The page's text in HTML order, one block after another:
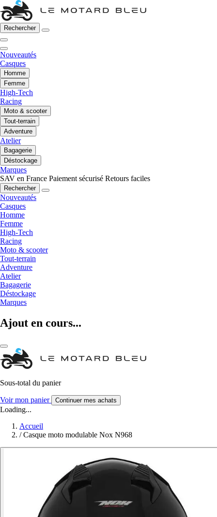
Rechercher
Nouveautés
Casques
Homme
Femme
High-Tech
Racing
Moto & scooter
Tout-terrain
Adventure
Atelier
Bagagerie
Déstockage
Marques
SAV en France Paiement sécurisé Retours faciles
Rechercher
Nouveautés
Casques
Homme
Femme
High-Tech
Racing
Moto & scooter
Tout-terrain
Adventure
Atelier
Bagagerie
Déstockage
Marques
Ajout en cours...
Sous-total du panier
Voir mon panier Continuer mes achats
Loading...
Accueil
/ Casque moto modulable Nox N968